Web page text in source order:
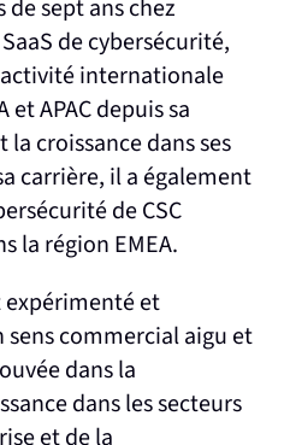
de sept ans chez
de cybersécurité,
internationale
et APAC depuis sa
croissance dans ses
carrière, il a également
de CSC
la région EMEA.
et
commercial aigu et
dans la
dans les secteurs
et de la